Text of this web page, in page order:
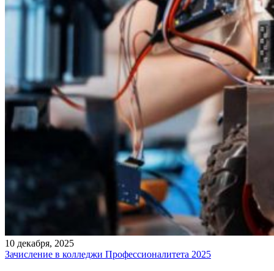
10 декабря, 2025
Зачисление в колледжи Профессионалитета 2025